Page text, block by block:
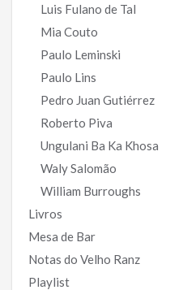
Luis Fulano de Tal
Mia Couto
Paulo Leminski
Paulo Lins
Pedro Juan Gutiérrez
Roberto Piva
Ungulani Ba Ka Khosa
Waly Salomão
William Burroughs
Livros
Mesa de Bar
Notas do Velho Ranz
Playlist